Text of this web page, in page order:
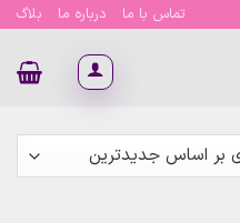
تماس با ما درباره ما بلاگ